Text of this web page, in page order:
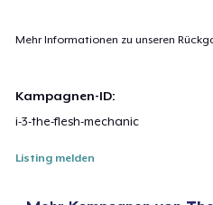
Mehr Informationen zu unseren
Kampagnen-ID:
i-3-the-flesh-mechanic
Listing melden